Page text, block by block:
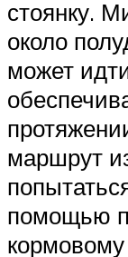
стоянку.
около
может
маршрут
помощью